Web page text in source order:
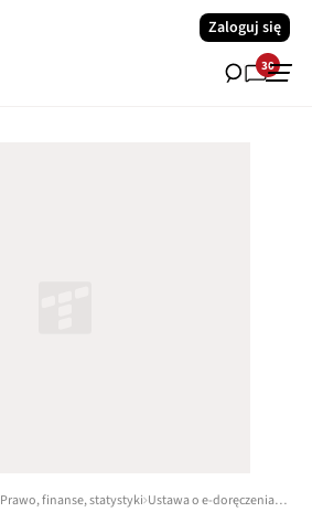
Zaloguj się
30
Prawo, finanse, statystyki Ustawa o e-doręczeniach czeka na podpis prezydenta